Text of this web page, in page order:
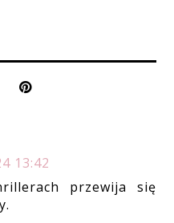
13:42
przewija się